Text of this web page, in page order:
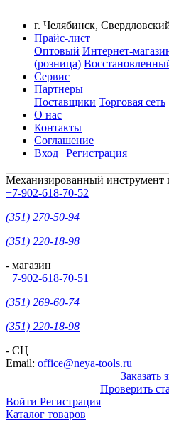
г. Челябинск,
Прайс-лист
Оптовый Интернет-
(розница)
Сервис
Партнеры
Поставщики Торговая сеть
О нас
Контакты
Соглашение
Вход | Регистрация
Механизированный инструмент
+7-902-618-70-52
(351) 270-50-94
(351) 220-18-98
- магазин
+7-902-618-70-51
(351) 269-60-74
(351) 220-18-98
- СЦ
Email: office@neya-tools.ru
Заказать
Проверить
Войти Регистрация
Каталог товаров